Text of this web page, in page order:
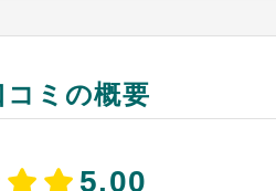
ません。 また、案件ごとに進捗状況も一覧で見える化できるため、誰がいつ
コミの概要
5.00